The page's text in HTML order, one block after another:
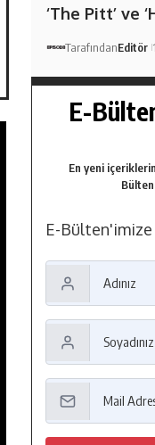
‘The Pitt’ ve
TarafındanEditör
E-
En yeni
E-